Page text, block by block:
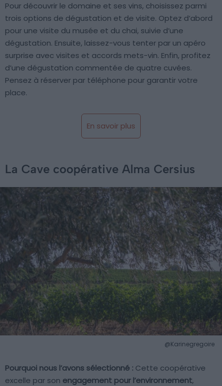
Pour découvrir le domaine et ses vins, choisissez parmi
trois options de dégustation et de visite. Optez d’abord
pour une visite du musée et du chai, suivie d’une
dégustation. Ensuite, laissez-vous tenter par un apéro
surprise avec visites et accords mets-vin. Enfin, profitez
d’une dégustation commentée de quatre cuvées.
Pensez à réserver par téléphone pour garantir votre
place.
En savoir plus
La Cave coopérative Alma Cersius
@Karinegregoire
Pourquoi nous l’avons sélectionné : Cette coopérative
excelle par son engagement pour l’environnement,